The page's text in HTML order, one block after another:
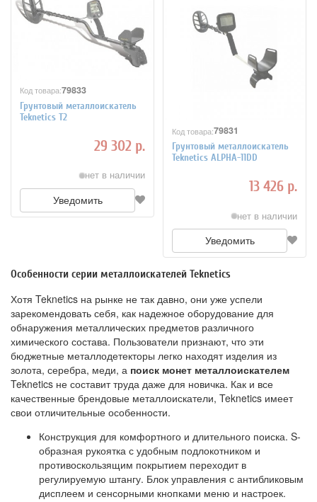
Код товара:79833
Грунтовый металлоискатель
Teknetics T2
29 302 р.
нет в наличии
Уведомить
Код товара:79831
Грунтовый металлоискатель
Teknetics ALPHA-11DD
13 426 р.
нет в наличии
Уведомить
Особенности серии металлоискателей Teknetics
Хотя Teknetics на рынке не так давно, они уже успели
зарекомендовать себя, как надежное оборудование для
обнаружения металлических предметов различного
химического состава. Пользователи признают, что эти
бюджетные металлодетекторы легко находят изделия из
золота, серебра, меди, а поиск монет металлоискателем
Teknetics не составит труда даже для новичка. Как и все
качественные брендовые металлоискатели, Teknetics имеет
свои отличительные особенности.
Конструкция для комфортного и длительного поиска. S-
образная рукоятка с удобным подлокотником и
противоскользящим покрытием переходит в
регулируемую штангу. Блок управления с антибликовым
дисплеем и сенсорными кнопками меню и настроек.